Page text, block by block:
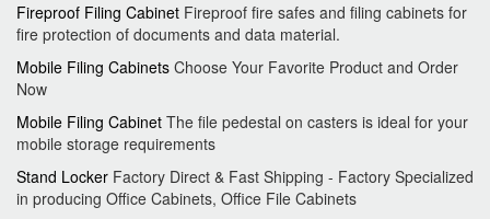
Fireproof Filing Cabinet Fireproof fire safes and filing cabinets for
fire protection of documents and data material.
Mobile Filing Cabinets Choose Your Favorite Product and Order
Now
Mobile Filing Cabinet The file pedestal on casters is ideal for your
mobile storage requirements
Stand Locker Factory Direct & Fast Shipping - Factory Specialized
in producing Office Cabinets, Office File Cabinets